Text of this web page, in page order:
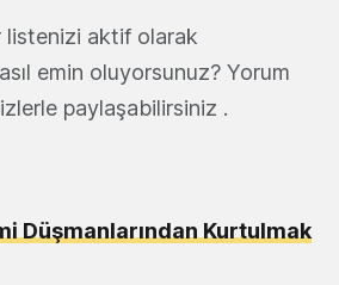
listenizi aktif olarak
emin oluyorsunuz? Yorum
paylaşabilirsiniz .
Düşmanlarından Kurtulmak